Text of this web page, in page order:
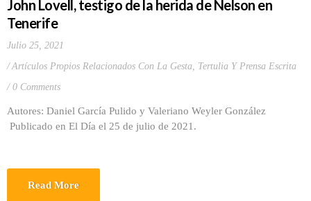
John Lovell, testigo de la herida de Nelson en
Tenerife
Julio 25, 2021
Artículos Propios Relacionados Con La Gesta, Tertulia Y Prensa Escrita
0 Comments
Autores: Daniel García Pulido y Valeriano Weyler González
Publicado en El Día el 25 de julio de 2021.
Read More